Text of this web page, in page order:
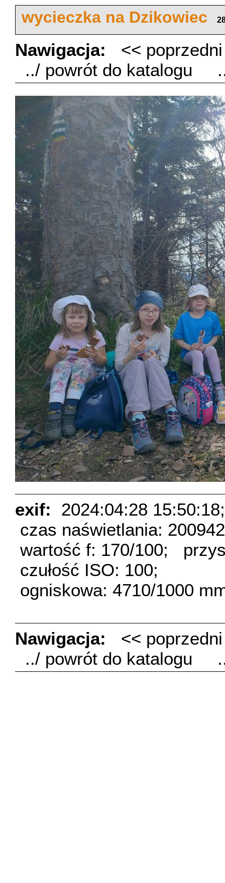
wycieczka na Dzikowiec
Nawigacja:
<<
../ powrót do katalogu
exif:
2024:04:28 15:50:18;
czas naświetlania:
wartość f: 170/100;
czułość ISO: 100;
ogniskowa: 4710/1000
Nawigacja:
<<
../ powrót do katalogu